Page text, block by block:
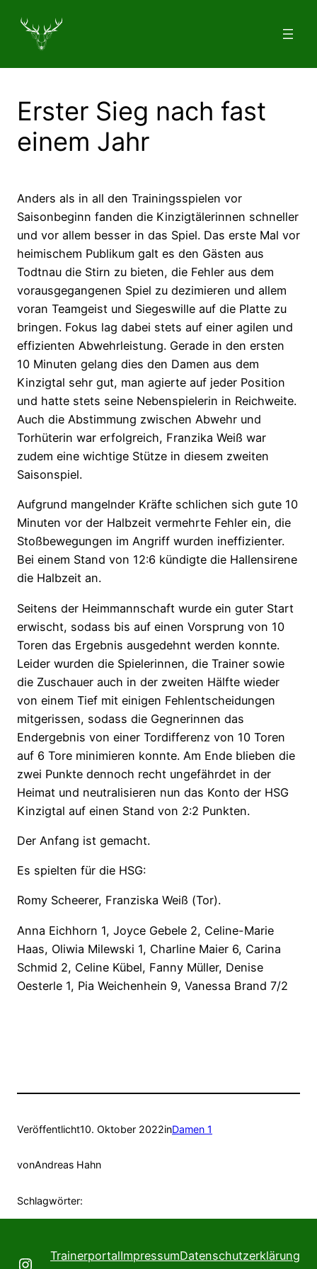
Inhalt
springen
Erster Sieg nach fast
einem Jahr
Anders als in all den Trainingsspielen vor
Saisonbeginn fanden die Kinzigtälerinnen schneller
und vor allem besser in das Spiel. Das erste Mal vor
heimischem Publikum galt es den Gästen aus
Todtnau die Stirn zu bieten, die Fehler aus dem
vorausgegangenen Spiel zu dezimieren und allem
voran Teamgeist und Siegeswille auf die Platte zu
bringen. Fokus lag dabei stets auf einer agilen und
effizienten Abwehrleistung. Gerade in den ersten
10 Minuten gelang dies den Damen aus dem
Kinzigtal sehr gut, man agierte auf jeder Position
und hatte stets seine Nebenspielerin in Reichweite.
Auch die Abstimmung zwischen Abwehr und
Torhüterin war erfolgreich, Franzika Weiß war
zudem eine wichtige Stütze in diesem zweiten
Saisonspiel.
Aufgrund mangelnder Kräfte schlichen sich gute 10
Minuten vor der Halbzeit vermehrte Fehler ein, die
Stoßbewegungen im Angriff wurden ineffizienter.
Bei einem Stand von 12:6 kündigte die Hallensirene
die Halbzeit an.
Seitens der Heimmannschaft wurde ein guter Start
erwischt, sodass bis auf einen Vorsprung von 10
Toren das Ergebnis ausgedehnt werden konnte.
Leider wurden die Spielerinnen, die Trainer sowie
die Zuschauer auch in der zweiten Hälfte wieder
von einem Tief mit einigen Fehlentscheidungen
mitgerissen, sodass die Gegnerinnen das
Endergebnis von einer Tordifferenz von 10 Toren
auf 6 Tore minimieren konnte. Am Ende blieben die
zwei Punkte dennoch recht ungefährdet in der
Heimat und neutralisieren nun das Konto der HSG
Kinzigtal auf einen Stand von 2:2 Punkten.
Der Anfang ist gemacht.
Es spielten für die HSG:
Romy Scheerer, Franziska Weiß (Tor).
Anna Eichhorn 1, Joyce Gebele 2, Celine-Marie
Haas, Oliwia Milewski 1, Charline Maier 6, Carina
Schmid 2, Celine Kübel, Fanny Müller, Denise
Oesterle 1, Pia Weichenhein 9, Vanessa Brand 7/2
Veröffentlicht10. Oktober 2022inDamen 1
vonAndreas Hahn
Schlagwörter:
Instagram
TrainerportalImpressumDatenschutzerklärung